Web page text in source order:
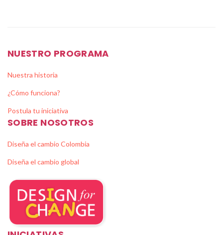
NUESTRO PROGRAMA
Nuestra historia
¿Cómo funciona?
Postula tu iniciativa
SOBRE NOSOTROS
Diseña el cambio Colombia
Diseña el cambio global